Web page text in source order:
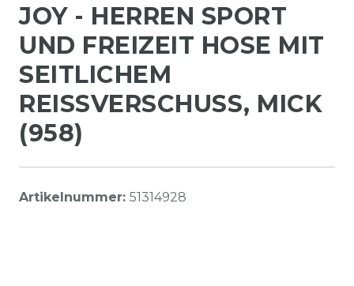
JOY - HERREN SPORT
UND FREIZEIT HOSE MIT
SEITLICHEM
REISSVERSCHUSS, MICK (
958)
Artikelnummer: 51314928